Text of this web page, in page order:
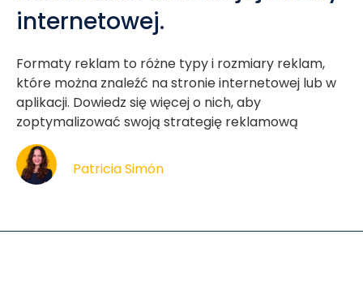
internetowej.
Formaty reklam to różne typy i rozmiary reklam,
które można znaleźć na stronie internetowej lub w
aplikacji. Dowiedz się więcej o nich, aby
zoptymalizować swoją strategię reklamową
Patricia Simón